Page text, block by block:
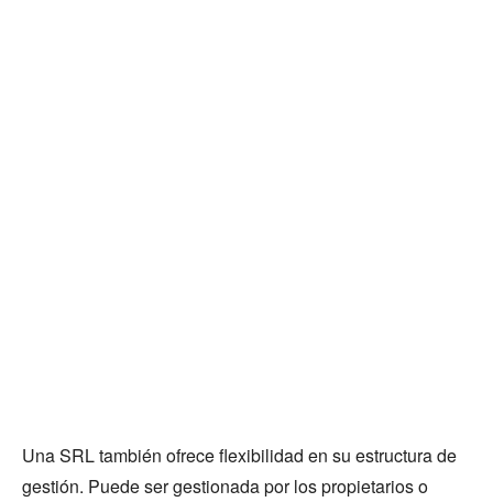
Una SRL también ofrece flexibilidad en su estructura de
gestión. Puede ser gestionada por los propietarios o